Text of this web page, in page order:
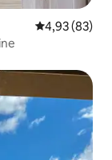
Keskmine
4,93 (83)